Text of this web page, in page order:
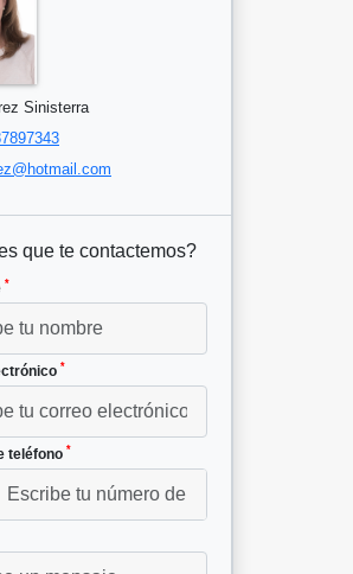
Sinisterra
que te contactemos?
*
*
teléfono *